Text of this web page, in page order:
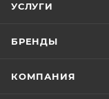
УСЛУГИ
БРЕНДЫ
КОМПАНИЯ